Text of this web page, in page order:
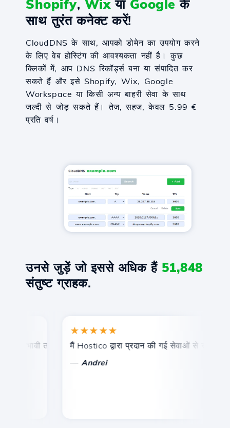
Shopify, Wixया Google के
साथ तुरंत कनेक्ट करें!
CloudDNS के साथ, आपको डोमेन का उपयोग करने
के लिए वेब होस्टिंग की आवश्यकता नहीं है। कुछ
क्लिकों में, आप DNS रिकॉर्ड्स बना या संपादित कर
सकते हैं और इसे Shopify, Wix, Google
Workspace या किसी अन्य बाहरी सेवा के साथ
जल्दी से जोड़ सकते हैं। तेज, सहज, केवल 5.99 €
प्रति वर्ष।
उनसे जुड़ें जो इससे अधिक हैं 51,848
संतुष्ट ग्राहक.
तकनीकी सहायता।
★★★★★
मैं Hostico द्वारा प्रदान की गई सेवाओं से संतुष्ट हूं।
Andrei